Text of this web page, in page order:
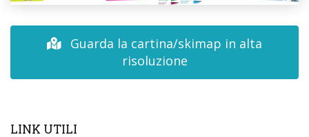
Guarda la cartina/skimap in alta
risoluzione
LINK UTILI